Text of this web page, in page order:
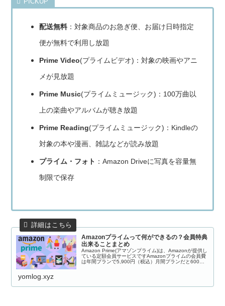
配送無料 ：対象商品のお急ぎ便、お届け日時指定
便が無料で利用し放題
Prime Video(プライムビデオ)：対象の映画やアニ
メが見放題
Prime Music(プライムミュージック)：100万曲以
上の楽曲やアルバムが聴き放題
Prime Reading(プライムミュージック)：Kindleの
対象の本や漫画、雑誌などが読み放題
プライム・フォト ：Amazon Driveに写真を容量無
制限で保存
Amazonプライムって何ができるの？会員特典
出来ることまとめ
Amazon Prime(アマゾンプライム)は、Amazonが提供し
ている定額会員サービスですAmazonプライムの会員費
は年間プランで5,900円（税込）月間プランだと600円
yomlog.xyz